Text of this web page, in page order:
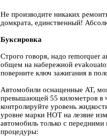
Не производите никаких
домкрата, единственный!
Буксировка
Строго говоря, надо remorquer
общем на набережной
поверните ключ зажигания в
Автомобили оснащенные AT,
превышающей 55 километров в
контролируйте уровень
уровне марки НОТ на лезвие
автомобиль только с
процедуры: